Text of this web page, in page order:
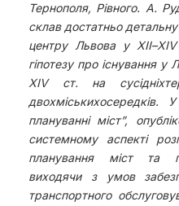
Тернополя, Рівного. А.
склав достатньо
центру Львова у
гіпотезу про існування у
ХІV ст. на
двохміськихосередків.
плануванні міст”,
системному аспекті
планування міст та
виходячи з умов
транспортного